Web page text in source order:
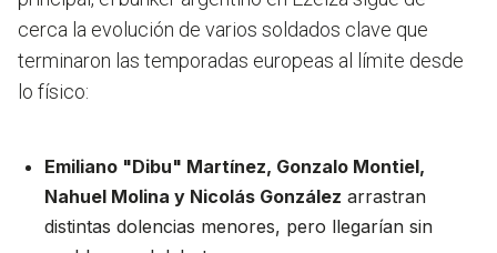
cerca la evolución de varios soldados clave que
terminaron las temporadas europeas al límite desde
lo físico:
Emiliano "Dibu" Martínez, Gonzalo Montiel,
Nahuel Molina y Nicolás González arrastran
distintas dolencias menores, pero llegarían sin